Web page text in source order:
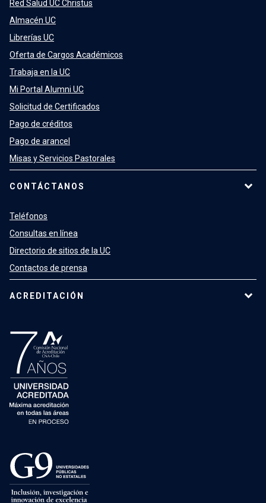
Red Salud UC Christus
Almacén UC
Librerías UC
Oferta de Cargos Académicos
Trabaja en la UC
Mi Portal Alumni UC
Solicitud de Certificados
Pago de créditos
Pago de arancel
Misas y Servicios Pastorales
CONTÁCTANOS
Teléfonos
Consultas en línea
Directorio de sitios de la UC
Contactos de prensa
ACREDITACIÓN